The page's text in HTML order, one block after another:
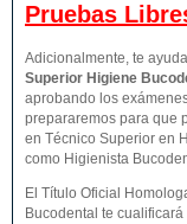
Pruebas
Adicionalmente, te
Superior Higiene
aprobando los
prepararemos para que
en Técnico Superior en
como Higienista
El Título Oficial
Bucodental te